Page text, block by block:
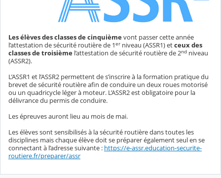
Les élèves des classes de cinquièmevont passer cette année
l’attestation de sécurité routière de 1er niveau (ASSR1) etceux des
classes de troisième l’attestation de sécurité routière de 2nd niveau
(ASSR2).
L’ASSR1 et l’ASSR2 permettent de s’inscrire à la formation pratique du
brevet de sécurité routière afin de conduire un deux roues motorisé
ou un quadricycle léger à moteur. L’ASSR2 est obligatoire pour la
délivrance du permis de conduire.
Les épreuves auront lieu au mois de mai.
Les élèves sont sensibilisés à la sécurité routière dans toutes les
disciplines mais chaque élève doit se préparer également seul en se
connectant à l’adresse suivante : https://e-assr.education-securite-
routiere.fr/preparer/assr